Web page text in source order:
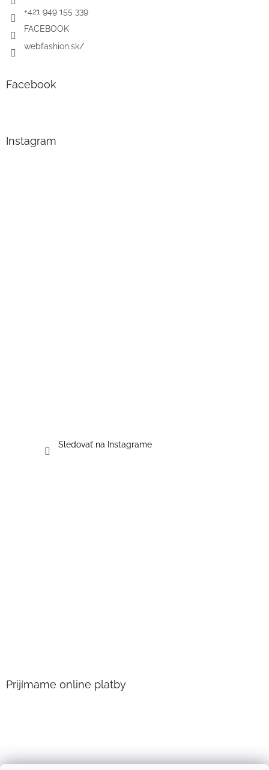
+421 949 155 339
FACEBOOK
webfashion.sk/
Facebook
Instagram
Sledovať na Instagrame
Prijímame online platby